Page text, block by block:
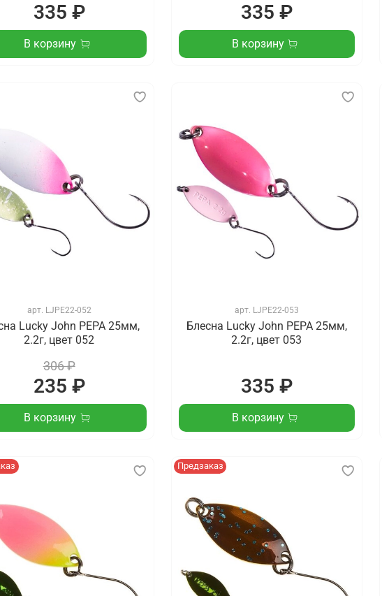
335 ₽
В корзину
335 ₽
В корзину
арт. LJPE22-052
Lucky John PEPA 25мм,
2.2г, цвет 052
306 ₽
235 ₽
В корзину
арт. LJPE22-053
Блесна Lucky John PEPA 25мм,
2.2г, цвет 053
335 ₽
В корзину
Предзаказ